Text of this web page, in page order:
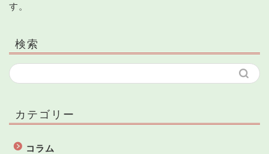
す。
検索
カテゴリー
コラム